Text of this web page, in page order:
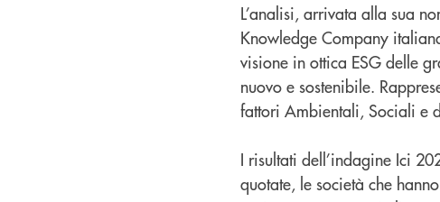
L’analisi, arrivata alla sua
Knowledge Company
visione in ottica ESG delle
nuovo e sostenibile.
fattori Ambientali, Sociali e
I risultati dell’indagine Ici
quotate, le società che